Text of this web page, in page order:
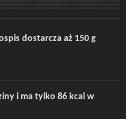
dostarcza aż 150 g
i ma tylko 86 kcal w